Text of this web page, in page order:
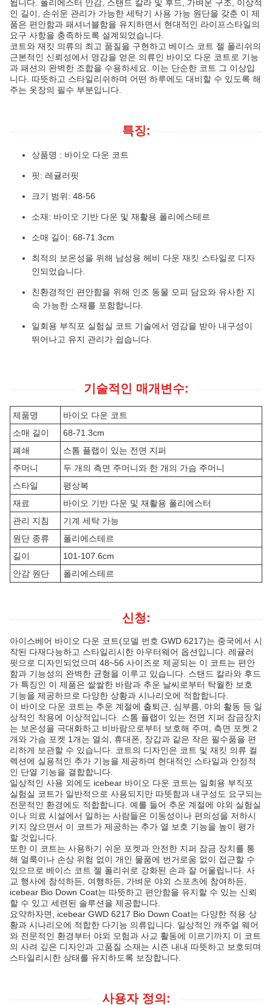
됩니다. 폴리에스터 안감, 스탠드 칼라 및 후드, 가벼운 구조, 이상적
인 길이, 손쉬운 관리가 가능한 세탁기 사용 가능 원단을 갖춘 이 제
품은 편안함과 패셔너블함을 유지하면서 현대적인 라이프스타일의
요구 사항을 충족하도록 설계되었습니다.
코트와 재킷 의류의 최고 품질을 구현하고 베이스 코트 젤 폴리쉬의
근본적인 신뢰성에서 영감을 얻은 의류인 바이오 다운 코트로 기능
과 패션의 완벽한 조합을 수용하세요. 이는 단순한 코트 그 이상입
니다. 따뜻하고 스타일리쉬하며 어떤 하루에도 대비할 수 있도록 해
주는 옷장의 필수 부분입니다.
특징:
상품명 : 바이오 다운 코트
핏: 레귤러핏
크기 범위: 48-56
소재: 바이오 기반 다운 및 재활용 폴리에스테르
소매 길이: 68-71.3cm
최적의 보온성을 위해 남성용 헤비 다운 재킷 스타일로 디자
인되었습니다.
친환경적인 편안함을 위해 인조 동물 모피 담요와 유사한 지
속 가능한 소재를 포함합니다.
일회용 부직포 실험실 코트 기술에서 영감을 받아 내구성이
뛰어나고 유지 관리가 쉽습니다.
기술적인 매개변수:
제품명
바이오 다운 코트
소매 길이
68-71.3cm
폐쇄
스톰 플랩이 있는 전면 지퍼
주머니
두 개의 측면 주머니와 한 개의 가슴 주머니
스타일
평상복
재료
바이오 기반 다운 및 재활용 폴리에스터
관리 지침
기계 세탁 가능
원단 종류
폴리에스테르
길이
101-107.6cm
안감 원단
폴리에스테르
신청:
아이스베어 바이오 다운 코트(모델 번호 GWD 6217)는 중국에서 시
작된 다재다능하고 스타일리시한 아우터웨어 옵션입니다. 레귤러
핏으로 디자인되었으며 48~56 사이즈로 제공되는 이 코트는 편안
함과 기능성의 완벽한 균형을 이루고 있습니다. 스탠드 칼라와 후드
가 특징인 이 제품은 쌀쌀한 바람과 추운 날씨로부터 탁월한 보호
기능을 제공하므로 다양한 상황과 시나리오에 적합합니다.
이 바이오 다운 코트는 추운 계절에 출퇴근, 심부름, 야외 활동 등 일
상적인 착용에 이상적입니다. 스톰 플랩이 있는 전면 지퍼 잠금장치
는 보온성을 극대화하고 비바람으로부터 보호해 주며, 측면 포켓 2
개와 가슴 포켓 1개는 열쇠, 휴대폰, 장갑과 같은 작은 필수품을 편
리하게 보관할 수 있습니다. 코트의 디자인은 코트 및 재킷 의류 컬
렉션에 실용적인 추가 기능을 제공하며 현대적인 스타일과 안정적
인 단열 기능을 결합합니다.
일상적인 사용 외에도 icebear 바이오 다운 코트는 일회용 부직포
실험실 코트가 일반적으로 사용되지만 따뜻함과 내구성도 요구되는
전문적인 환경에도 적합합니다. 예를 들어 추운 계절에 야외 실험실
이나 의료 시설에서 일하는 사람들은 이동성이나 편의성을 저하시
키지 않으면서 이 코트가 제공하는 추가 열 보호 기능을 높이 평가
할 것입니다.
또한 이 코트는 사용하기 쉬운 포켓과 안전한 지퍼 잠금 장치를 통
해 얼룩이나 손상 위험 없이 개인 물품에 번거로움 없이 접근할 수
있으므로 베이스 코트 젤 폴리쉬로 강화된 손과 잘 어울립니다. 사
교 행사에 참석하든, 여행하든, 가벼운 야외 스포츠에 참여하든,
icebear Bio Down Coat는 따뜻하고 편안함을 유지할 수 있는 신뢰
할 수 있고 세련된 솔루션을 제공합니다.
요약하자면, icebear GWD 6217 Bio Down Coat는 다양한 적용 상
황과 시나리오에 적합한 다기능 의류입니다. 일상적인 캐주얼 웨어
와 전문적인 환경부터 야외 모험과 사교 활동에 이르기까지 이 코트
의 사려 깊은 디자인과 고품질 소재는 시즌 내내 따뜻하고 보호되며
스타일리시한 상태를 유지하도록 보장합니다.
사용자 정의: